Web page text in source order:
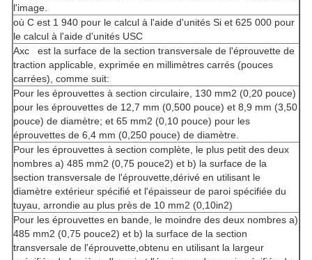
l'image.
où C est 1 940 pour le calcul à l'aide d'unités Si et 625 000 pour
le calcul à l'aide d'unités USC
Axc
est la surface de la section transversale de l'éprouvette de
traction applicable, exprimée en millimètres carrés (pouces
carrées), comme suit:
Pour les éprouvettes à section circulaire, 130 mm2 (0,20 pouce)
pour les éprouvettes de 12,7 mm (0,500 pouce) et 8,9 mm (3,50
pouce) de diamètre; et 65 mm2 (0,10 pouce) pour les
éprouvettes de 6,4 mm (0,250 pouce) de diamètre.
Pour les éprouvettes à section complète, le plus petit des deux
nombres a) 485 mm2 (0,75 pouce2) et b) la surface de la
section transversale de l'éprouvette,dérivé en utilisant le
diamètre extérieur spécifié et l'épaisseur de paroi spécifiée du
tuyau, arrondie au plus près de 10 mm2 (0,10in2)
Pour les éprouvettes en bande, le moindre des deux nombres a)
485 mm2 (0,75 pouce2) et b) la surface de la section
transversale de l'éprouvette,obtenu en utilisant la largeur